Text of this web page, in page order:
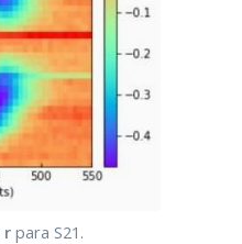
r para S21.